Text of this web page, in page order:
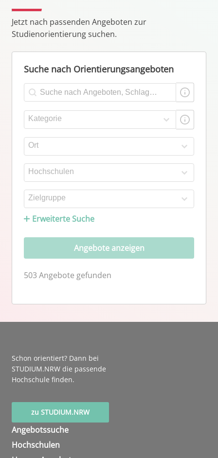
Jetzt nach passenden Angeboten zur
Studienorientierung suchen.
Suche nach Orientierungsangeboten
Suche
Search content
Kategorien
Select content
Ort
Select content
Hochschulen
Select content
Zielgruppe
Select content
Erweiterte Suche
Angebote anzeigen
503 Angebote gefunden
Schon orientiert? Dann bei
STUDIUM.NRW die passende
Hochschule finden.
zu STUDIUM.NRW
Angebotssuche
Hochschulen